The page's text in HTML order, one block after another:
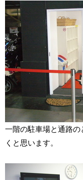
一階の駐車場と通路
くと思います。